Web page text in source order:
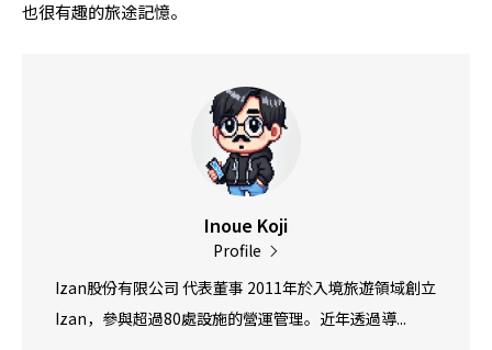
也很有趣的旅途記憶。
Inoue Koji
Profile
Izan股份有限公司 代表董事 2011年於入境旅遊領域創立
Izan，參與超過80處設施的營運管理。近年透過導...